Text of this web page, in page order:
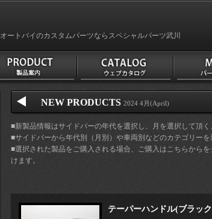
オートバイのカスタムパーツならスペシャルパーツ武川
NEW PRODUCTS 2024 4月(April)
■新製品情報はサイドバーの年代を選択し、月を選択して頂く
■サイドバーから年代別（月別）や車両別などのカテゴリー
■選択された製品をご購入される場合、ご購入はこちらから
けます。
テーパーハンドル(ブラッ